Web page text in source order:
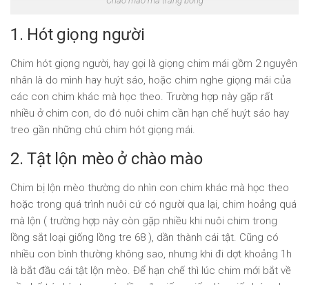
1. Hót giọng người
Chim hót giọng người, hay gọi là giọng chim mái gồm 2 nguyên
nhân là do mình hay huýt sáo, hoặc chim nghe giọng mái của
các con chim khác mà học theo. Trường hợp này gặp rất
nhiều ở chim con, do đó nuôi chim cần hạn chế huýt sáo hay
treo gần những chú chim hót giọng mái.
2. Tật lộn mèo ở chào mào
Chim bị lộn mèo thường do nhìn con chim khác mà học theo
hoặc trong quá trình nuôi cứ có người qua lại, chim hoảng quá
mà lộn ( trường hợp này còn gặp nhiều khi nuôi chim trong
lồng sắt loại giống lồng tre 68 ), dần thành cái tật. Cũng có
nhiều con bình thường không sao, nhưng khi đi dợt khoảng 1h
là bắt đầu cái tật lộn mèo. Để hạn chế thì lúc chim mới bắt về